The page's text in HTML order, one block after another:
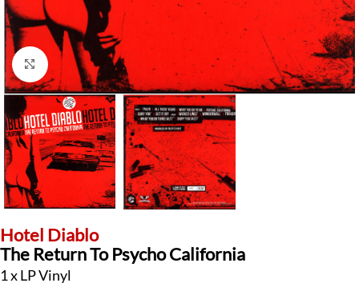
Klick zum Vergrößern
Hotel Diablo
The Return To Psycho California
1 x LP Vinyl